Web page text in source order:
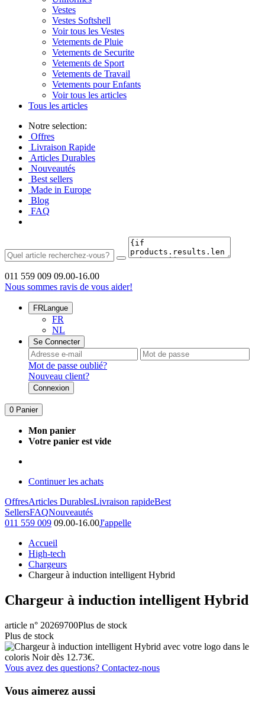
Vestes
Vestes Softshell
Voir tous les Vestes
Vetements de Pluie
Vetements de Securite
Vetements de Sport
Vetements de Travail
Vetements pour Enfants
Voir tous les articles
Tous les articles
Notre selection:
Offres
Livraison Rapide
Articles Durables
Nouveautés
Best sellers
Made in Europe
Blog
FAQ
011 559 009 09.00-16.00
Nous sommes ravis de vous aider!
FRLangue
FR
NL
Se Connecter
Mot de passe oublié?
Nouveau client?
Connexion
0 Panier
Mon panier
Votre panier est vide
Continuer les achats
OffresArticles DurablesLivraison rapideBest
SellersFAQNouveautés
011 559 009 09.00-16.00J'appelle
Accueil
High-tech
Chargeurs
Chargeur à induction intelligent Hybrid
Chargeur à induction intelligent Hybrid
article n° 20269700Plus de stock
Plus de stock
Vous avez des questions? Contactez-nous
Vous aimerez aussi